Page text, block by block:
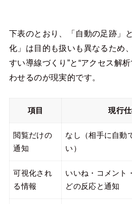
下表のとおり、「自動の足跡」
化」は目的も扱いも異なるため
すい導線づくり”と“アクセス解
わせるのが現実的です。
項目 現行
閲覧だけの
通知
なし（相手に自動
い）
可視化され
る情報
いいね・コメント
どの反応と通知